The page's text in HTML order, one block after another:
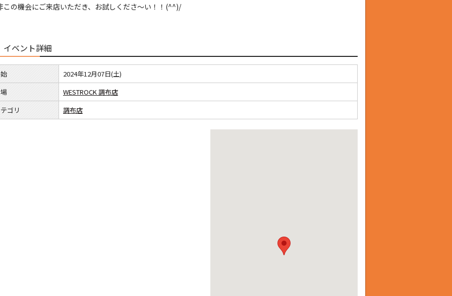
この機会にご来店いただき、お試しくださ〜い！！(^^)/
イベント詳細
2024年12月07日(土)
WESTROCK 調布店
ゴリ
調布店